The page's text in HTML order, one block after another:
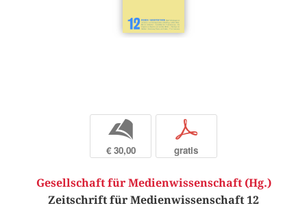
b
€ 30,00
p
gratis
Gesellschaft für Medienwissenschaft (Hg.)
Zeitschrift für Medienwissenschaft 12